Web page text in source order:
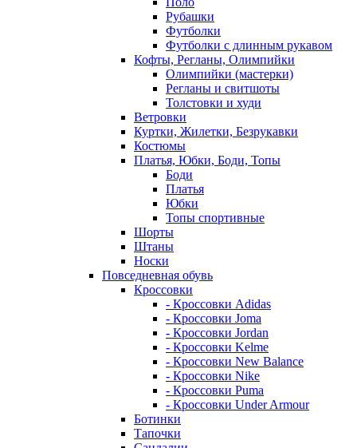
Рубашки
Футболки
Футболки с длинным рукавом
Кофты, Регланы, Олимпийки
Олимпийки (мастерки)
Регланы и свитшоты
Толстовки и худи
Ветровки
Куртки, Жилетки, Безрукавки
Костюмы
Платья, Юбки, Боди, Топы
Боди
Платья
Юбки
Топы спортивные
Шорты
Штаны
Носки
Повседневная обувь
Кроссовки
- Кроссовки Adidas
- Кроссовки Joma
- Кроссовки Jordan
- Кроссовки Kelme
- Кроссовки New Balance
- Кроссовки Nike
- Кроссовки Puma
- Кроссовки Under Armour
Ботинки
Тапочки